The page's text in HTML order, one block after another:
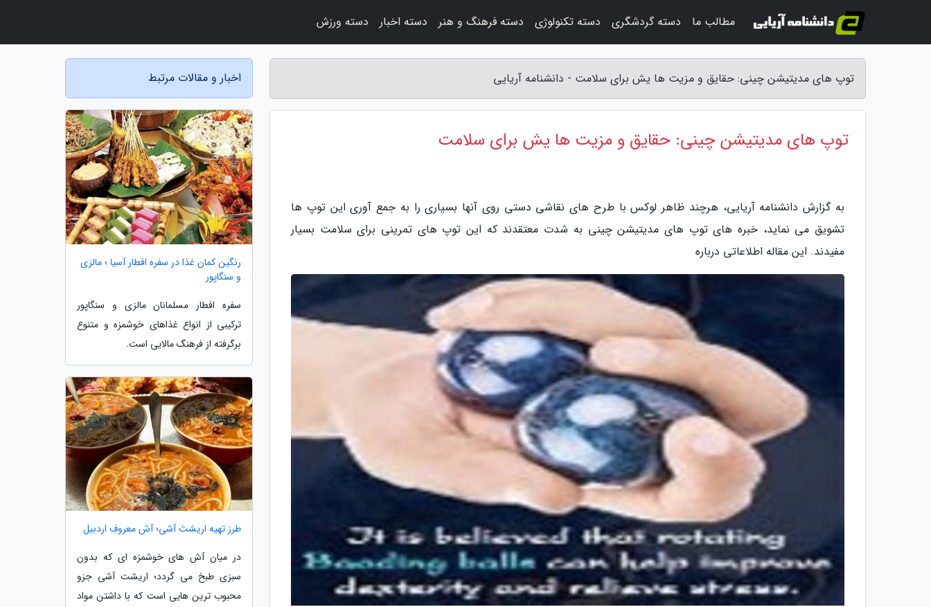
توپ های مدیتیشن چینی: حقایق و مزیت ها یش برای سلامت - دانشنامه آریایی
توپ های مدیتیشن چینی: حقایق و مزیت ها یش برای سلامت
به گزارش دانشنامه آریایی، هرچند ظاهر لوکس با طرح های نقاشی دستی روی آنها بسیاری را به جمع آوری این توپ ها
تشویق می نماید، خبره های توپ های مدیتیشن چینی به شدت معتقدند که این توپ های تمرینی برای سلامت بسیار
مفیدند. این مقاله اطلاعاتی درباره
اخبار و مقالات مرتبط
رنگین کمان غذا در سفره افطار آسیا ؛ مالزی
و سنگاپور
سفره افطار مسلمانان مالزی و سنگاپور
ترکیبی از انواع غذاهای خوشمزه و متنوع
برگرفته از فرهنگ مالایی است.
طرز تهیه اریشتَ آشی؛ آش معروف اردبیل
در میان آش های خوشمزه ای که بدون
سبزی طبخ می گردد؛ اریشت آشی جزو
محبوب ترین هایی است که با داشتن مواد
مطالب ما دسته گردشگری دسته تکنولوژی دسته فرهنگ و هنر دسته اخبار دسته ورزش